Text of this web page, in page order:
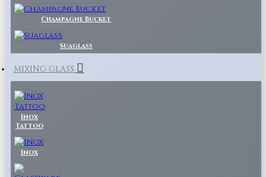
Champagne Bucket
Suaglass
MIXING GLASS
Inox
Tattoo
Inox